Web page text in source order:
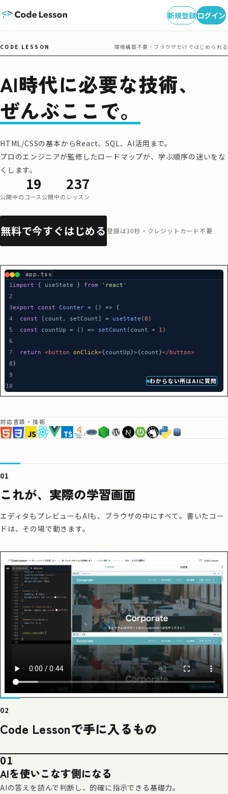
新規登録ログイン
CODE LESSON 環境構築不要・ブラウザだけではじめられる
AI時代に必要な技術、
ぜんぶここで。
HTML/CSSの基本からReact、SQL、AI活用まで。
プロのエンジニアが監修したロードマップが、学ぶ順序の迷いをな
くします。
19
公開中のコース
237
公開中のレッスン
無料で今すぐはじめる 登録は30秒・クレジットカード不要
app.tsx
1import { useState } from 'react'
2
3export const Counter = () => {
4
  const
[count, setCount] = useState (0 )
5
  const
countUp = () => setCount (count + 1 )
6
7
  return
<button onClick={countUp}>{count}</button>
8}
9
10
わからない所はAIに質問
対応言語・技術
01
これが、実際の学習画面
エディタもプレビューもAIも、ブラウザの中にすべて。書いたコー
ドは、その場で動きます。
02
Code Lessonで手に入るもの
01
AIを使いこなす側になる
AIの答えを読んで判断し、的確に指示できる基礎力。